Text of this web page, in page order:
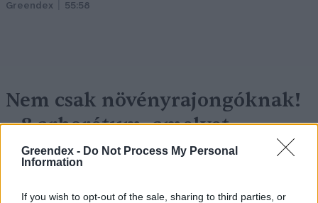
Greendex - Do Not Process My Personal
Information
If you wish to opt-out of the sale, sharing to third parties, or
Greendex 55:58
Nem csak növényrajongóknak!
– 8 arborétum, amelyet
érdemes meglátogatni